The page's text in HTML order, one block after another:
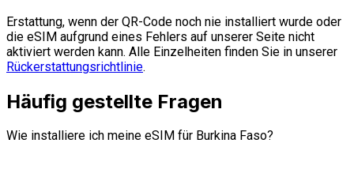
Erstattung, wenn der QR-Code noch nie installiert wurde oder
die eSIM aufgrund eines Fehlers auf unserer Seite nicht
aktiviert werden kann. Alle Einzelheiten finden Sie in unserer
Rückerstattungsrichtlinie.
Häufig gestellte Fragen
Wie installiere ich meine eSIM für Burkina Faso?